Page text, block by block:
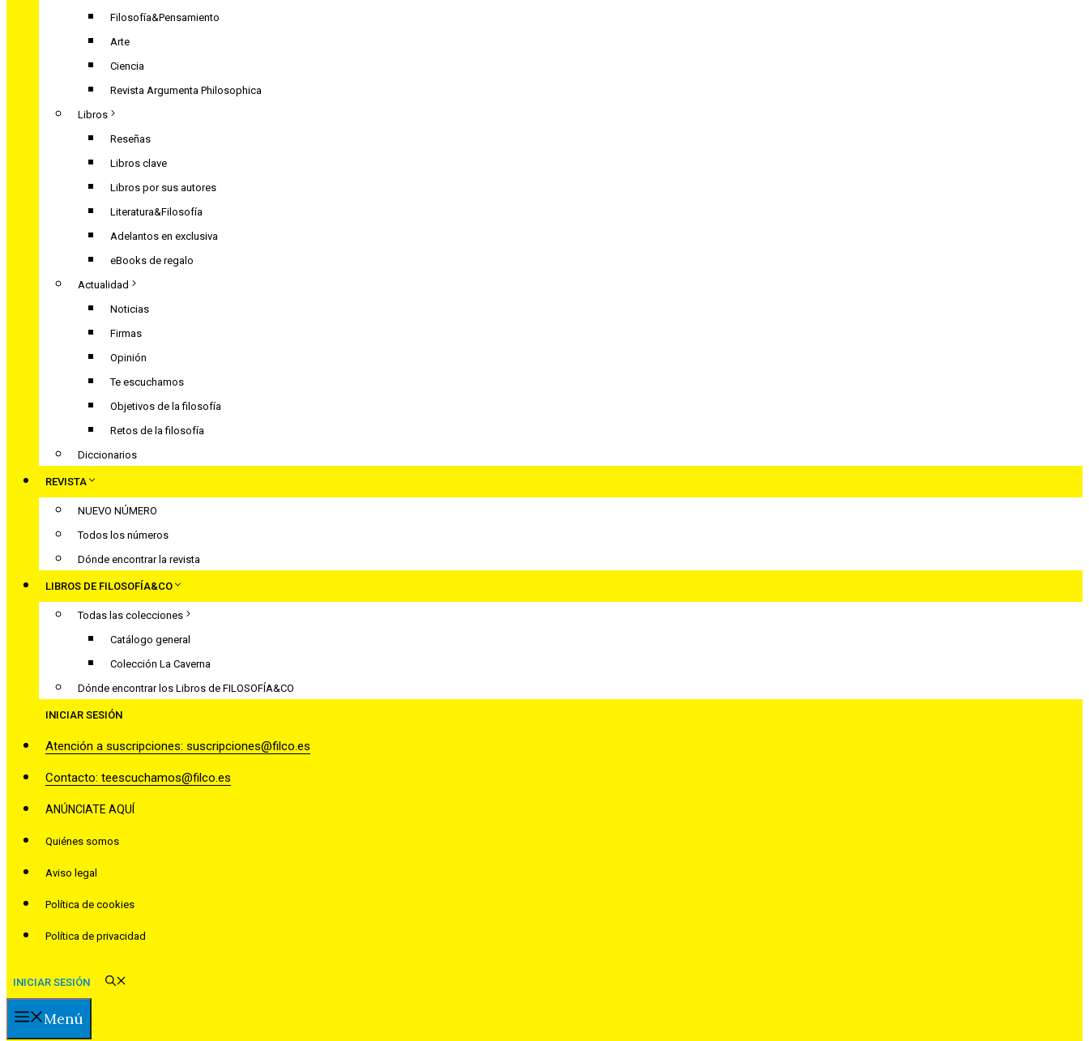
Filosofía&Pensamiento
Arte
Ciencia
Revista Argumenta Philosophica
Libros
Reseñas
Libros clave
Libros por sus autores
Literatura&Filosofía
Adelantos en exclusiva
eBooks de regalo
Actualidad
Noticias
Firmas
Opinión
Te escuchamos
Objetivos de la filosofía
Retos de la filosofía
Diccionarios
REVISTA
NUEVO NÚMERO
Todos los números
Dónde encontrar la revista
LIBROS DE FILOSOFÍA&CO
Todas las colecciones
Catálogo general
Colección La Caverna
Dónde encontrar los Libros de FILOSOFÍA&CO
INICIAR SESIÓN
Atención a suscripciones: suscripciones@filco.es
Contacto: teescuchamos@filco.es
ANÚNCIATE AQUÍ
Quiénes somos
Aviso legal
Política de cookies
Política de privacidad
INICIAR SESIÓN
Menú